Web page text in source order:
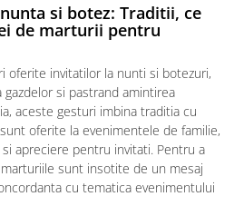
si botez: Traditii, ce
de marturii pentru
oferite invitatilor la nunti si botezuri,
si pastrand amintirea
aceste gesturi imbina traditia cu
oferite la evenimentele de familie,
apreciere pentru invitati. Pentru a
sunt insotite de un mesaj
cu tematica evenimentului